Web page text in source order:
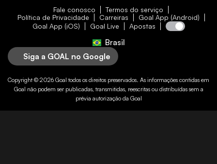
Fale conosco
Termos do serviço
Política de Privacidade
Carreiras
Goal App (Android)
Goal App (iOS)
Goal Live Apostas
Brasil
Siga a GOAL no Google
Copyright © 2026 Goal todos os direitos preservados. As informações contidas em
Goal não podem ser publicadas, transmitidas, reescritas ou distribuídas sem a
prévia autorização da Goal